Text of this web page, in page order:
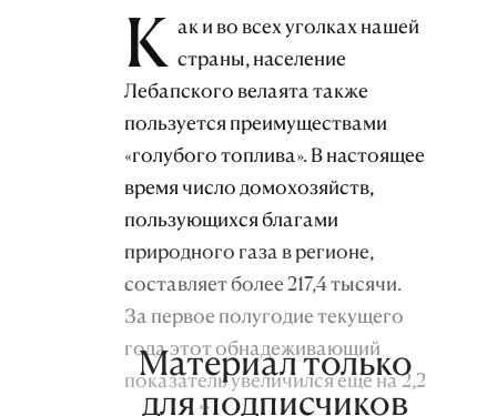
К ак и во всех уголках нашей
страны, население
Лебапского велаята также
пользуется преимуществами
«голубого топлива». В настоящее
время число домохозяйств,
пользующихся благами
природного газа в регионе,
составляет более 217,4 тысячи.
За первое полугодие текущего
года этот обнадеживающий
показатель увеличился ещё на 2,2
Материал только
для подписчиков